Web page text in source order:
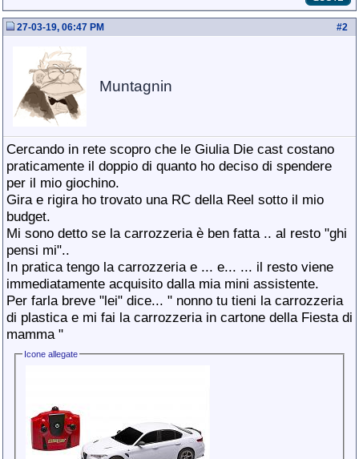
#2
27-03-19, 06:47 PM
Muntagnin
Cercando in rete scopro che le Giulia Die cast costano
praticamente il doppio di quanto ho deciso di spendere
per il mio giochino.
Gira e rigira ho trovato una RC della Reel sotto il mio
budget.
Mi sono detto se la carrozzeria è ben fatta .. al resto "ghi
pensi mi"..
In pratica tengo la carrozzeria e ... e... ... il resto viene
immediatamente acquisito dalla mia mini assistente.
Per farla breve "lei" dice... " nonno tu tieni la carrozzeria
di plastica e mi fai la carrozzeria in cartone della Fiesta di
mamma "
Icone allegate